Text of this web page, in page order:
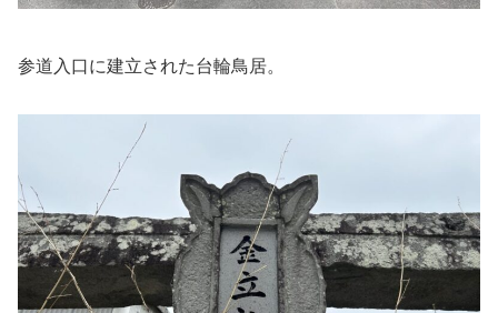
参道入口に建立された台輪鳥居。